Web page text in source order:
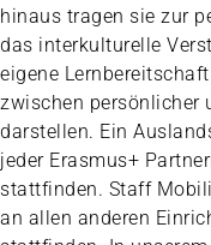
hinaus tragen sie zur
das interkulturelle
eigene
zwischen persönlicher
darstellen. Ein
jeder Erasmus+
stattfinden. Staff
an allen anderen